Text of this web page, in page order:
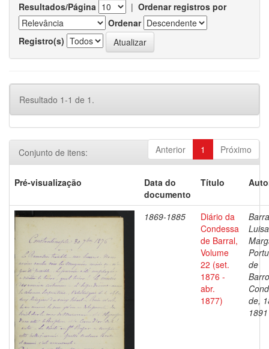
Resultados/Página | Ordenar registros por
Ordenar
Registro(s)
Resultado 1-1 de 1.
Anterior 1 Próximo
Conjunto de itens:
Pré-visualização
Data do
documento
Título
1869-1885
Diário da
Condessa
de Barral,
Volume
22 (set.
1876 -
abr.
1877)
Luisa
de
de,
1891